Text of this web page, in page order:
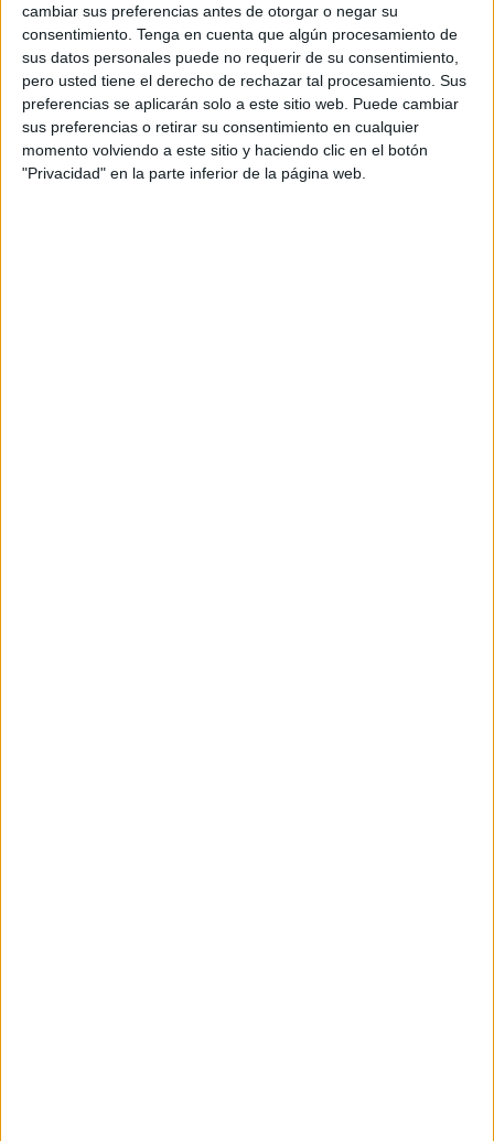
cambiar sus preferencias antes de otorgar o negar su
consentimiento. Tenga en cuenta que algún procesamiento de
sus datos personales puede no requerir de su consentimiento,
pero usted tiene el derecho de rechazar tal procesamiento. Sus
preferencias se aplicarán solo a este sitio web. Puede cambiar
sus preferencias o retirar su consentimiento en cualquier
momento volviendo a este sitio y haciendo clic en el botón
"Privacidad" en la parte inferior de la página web.
entretenidos y aprendiendo durante los meses de
invierno. ¡Esperamos que disfruten descubriendo
todo lo que el invierno tiene para ofrecer!
Blogs Educativos Recomendados: Visita
Actividades de Infantil y PrimariayImágenes
para más recursos educativos.